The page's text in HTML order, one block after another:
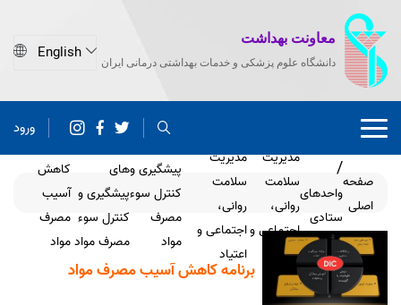
معاونت بهداشت
دانشگاه علوم پزشکی و خدمات بهداشتی درمانی ایران
ورود
صفحه
اصلی
واحدهای
ستادی
مدیریت
سلامت
روانی،
اجتماعی و
اعتیاد
مدیریت
سلامت
روانی،
اجتماعی و
اعتیاد
پیشگیری و
کنترل سوء
مصرف
مواد
های
پیشگیری و
کنترل سوء
مصرف مواد
کاهش
آسیب
مصرف
مواد
برنامه کاهش آسیب مصرف مواد